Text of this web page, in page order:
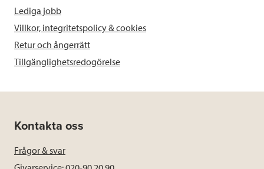
Lediga jobb
Villkor, integritetspolicy & cookies
Retur och ångerrätt
Tillgänglighetsredogörelse
Kontakta oss
Frågor & svar